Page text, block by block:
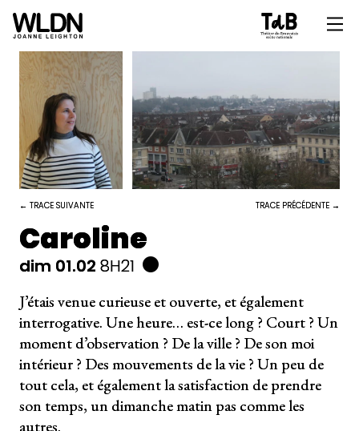
← TRACE SUIVANTE TRACE PRÉCÉDENTE →
Caroline
dim 01.02 8H21
J’étais venue curieuse et ouverte, et également
interrogative. Une heure… est-ce long ? Court ? Un
moment d’observation ? De la ville ? De son moi
intérieur ? Des mouvements de la vie ? Un peu de
tout cela, et également la satisfaction de prendre
son temps, un dimanche matin pas comme les
autres.